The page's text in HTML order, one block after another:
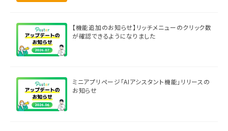
【機能追加のお知らせ】リッチメニューのクリック数
が確認できるようになりました
ミニアプリページ「AIアシスタント機能」リリースの
お知らせ